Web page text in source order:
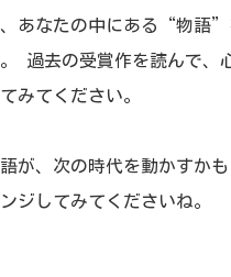
あなたの中にある“物語”
過去の受賞作を読んで、
みてください。
が、次の時代を動かすか
ジしてみてくださいね。